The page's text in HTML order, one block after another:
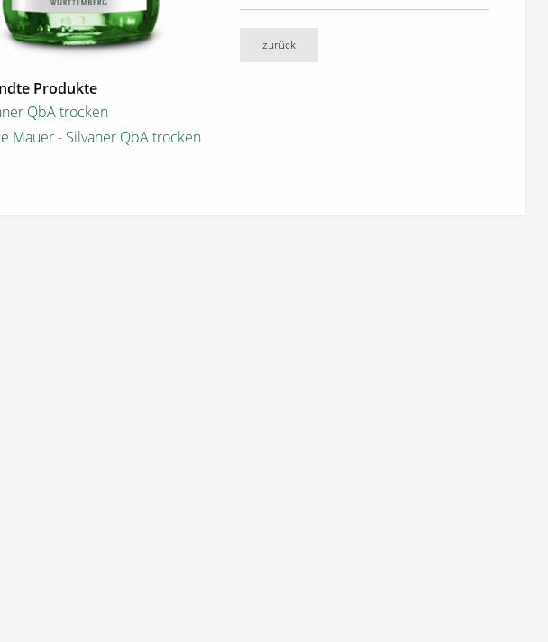
zurück
Produkte
QbA trocken
Mauer - Silvaner QbA trocken